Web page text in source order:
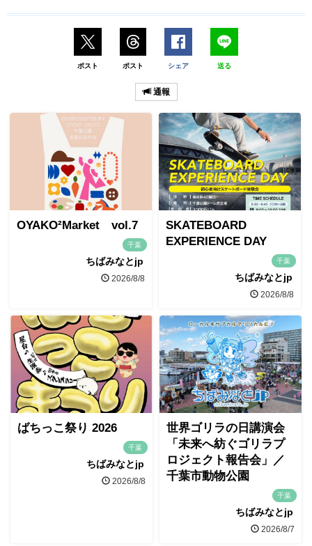
ポスト ポスト シェア 送る
通報
OYAKO²Market vol.7
千葉
ちばみなとjp
2026/8/8
SKATEBOARD
EXPERIENCE DAY
千葉
ちばみなとjp
2026/8/8
ばちっこ祭り 2026
千葉
ちばみなとjp
2026/8/8
世界ゴリラの日講演会
「未来へ紡ぐゴリラプ
ロジェクト報告会」／
千葉市動物公園
千葉
ちばみなとjp
2026/8/7